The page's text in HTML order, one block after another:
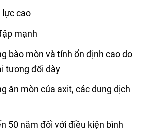
lực cao
mạnh
bào mòn và tính ổn định cao do
tương đối dày
ăn mòn của axit, các dung dịch
50 năm đối với điều kiện bình